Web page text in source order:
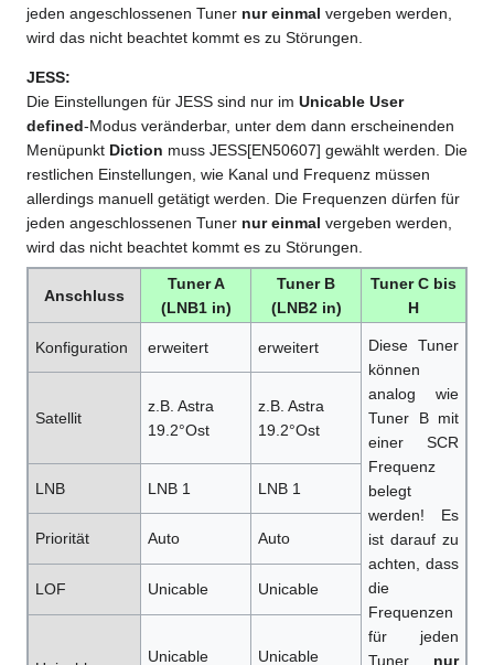
jeden angeschlossenen Tuner nur einmal vergeben werden,
wird das nicht beachtet kommt es zu Störungen.
JESS:
Die Einstellungen für JESS sind nur im Unicable User
defined-Modus veränderbar, unter dem dann erscheinenden
Menüpunkt Diction muss JESS[EN50607] gewählt werden. Die
restlichen Einstellungen, wie Kanal und Frequenz müssen
allerdings manuell getätigt werden. Die Frequenzen dürfen für
jeden angeschlossenen Tuner nur einmal vergeben werden,
wird das nicht beachtet kommt es zu Störungen.
Anschluss
Tuner A
(LNB1 in)
Tuner B
(LNB2 in)
Tuner C bis
H
Konfiguration erweitert erweitert
Diese Tuner
können
analog wie
Tuner B mit
einer SCR
Frequenz
belegt
werden! Es
ist darauf zu
achten, dass
die
Frequenzen
für jeden
Tuner nur
Satellit
z.B. Astra
19.2°Ost
z.B. Astra
19.2°Ost
LNB LNB 1 LNB 1
Priorität Auto Auto
LOF Unicable Unicable
Unicable Unicable